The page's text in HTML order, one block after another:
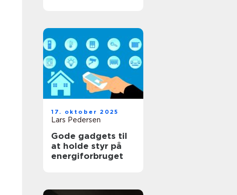
17. oktober 2025
Lars Pedersen
Gode gadgets til
at holde styr på
energiforbruget